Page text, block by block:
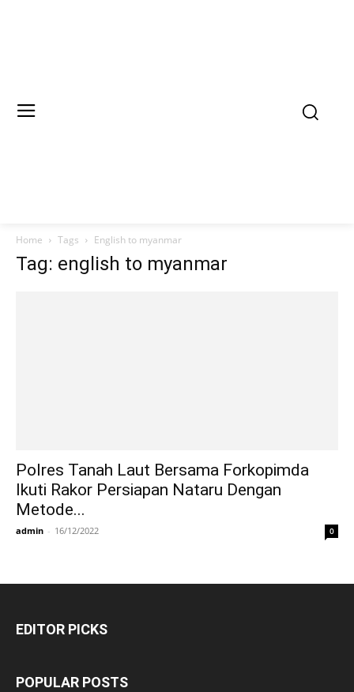
Home Tags English to myanmar
Tag: english to myanmar
Polres Tanah Laut Bersama Forkopimda
Ikuti Rakor Persiapan Nataru Dengan
Metode...
admin - 16/12/2022 0
EDITOR PICKS
POPULAR POSTS